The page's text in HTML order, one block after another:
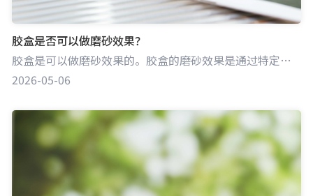
胶盒是否可以做磨砂效果？
胶盒是可以做磨砂效果的。胶盒的磨砂效果是通过特定工艺处理，使胶盒表面微观结构改变，呈现出细腻、不透明且具有磨砂质感的外观。这种效果既不同于普通胶盒的光滑透明，也区别于完全不透明的包装，能为产品包装带来独特的视觉和触觉感受，提升产品的档次与独特性。
2026-05-06